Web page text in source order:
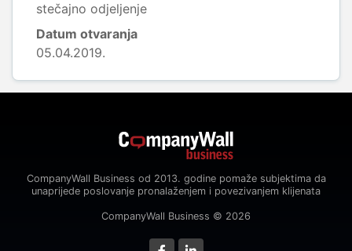
stečajno odjeljenje
Datum otvaranja
05.04.2019.
CompanyWall Business od 2013. godine pomaže subjektima da
unaprijede poslovanje pronalaženjem i povezivanjem klijenata
CompanyWall Business © 2026